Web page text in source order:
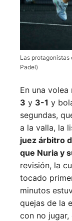
Las protagonistas
Padel)
En una
3 y 3-1 y
segundas,
a la valla, la
juez árbitro
que Nuria y
revisión, la
tocado
minutos
quejas de la
con no